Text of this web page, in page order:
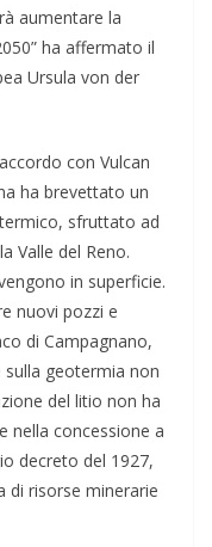
aumentare la
ha affermato il
Ursula von der
con Vulcan
ha brevettato un
sfruttato ad
Valle del Reno.
in superficie.
nuovi pozzi e
di Campagnano,
geotermia non
del litio non ha
nella concessione a
decreto del 1927,
di risorse minerarie